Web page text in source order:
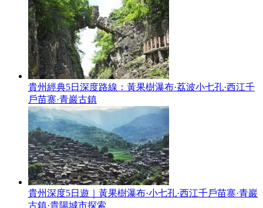
貴州經典5日深度路線：黃果樹瀑布·荔波小七孔·西江千
戶苗寨·青巖古鎮
貴州深度5日遊｜黃果樹瀑布·小七孔·西江千戶苗寨·青巖
古鎮·貴陽城市探索